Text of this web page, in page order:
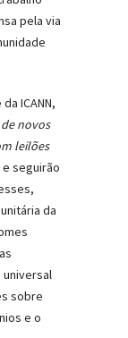
pela via
ICANN,
novos
leilões
seguirão
da
sobre
e o